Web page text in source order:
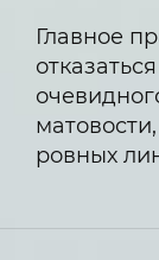
Главное
ровных